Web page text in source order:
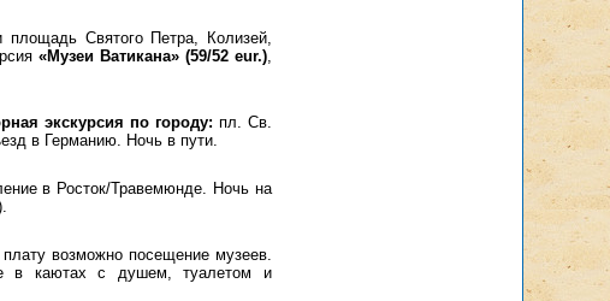
площадь Святого Петра, Колизей,
«Музеи Ватикана» (59/52 eur.),
экскурсия по городу: пл. Св.
в Германию. Ночь в пути.
в Росток/Травемюнде. Ночь на
возможно посещение музеев.
в каютах с душем, туалетом и